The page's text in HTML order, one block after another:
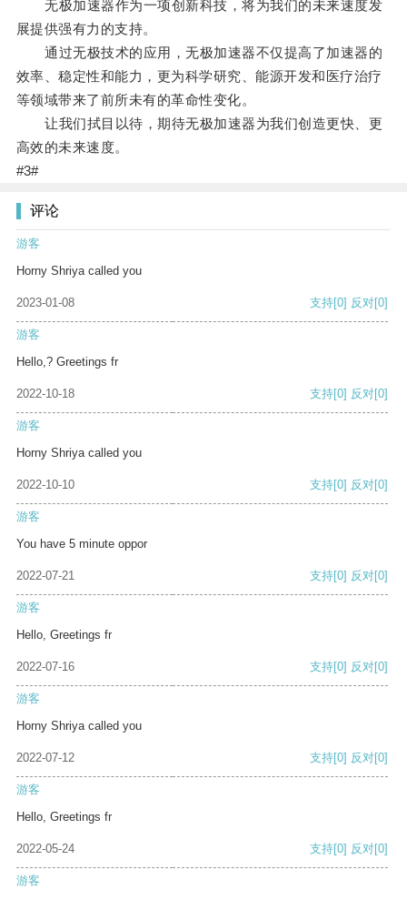
无极加速器作为一项创新科技，将为我们的未来速度发
展提供强有力的支持。
通过无极技术的应用，无极加速器不仅提高了加速器的
效率、稳定性和能力，更为科学研究、能源开发和医疗治疗
等领域带来了前所未有的革命性变化。
让我们拭目以待，期待无极加速器为我们创造更快、更
高效的未来速度。
#3#
评论
游客
Horny Shriya called you
2023-01-08 支持[0] 反对[0]
游客
Hello,? Greetings fr
2022-10-18 支持[0] 反对[0]
游客
Horny Shriya called you
2022-10-10 支持[0] 反对[0]
游客
You have 5 minute oppor
2022-07-21 支持[0] 反对[0]
游客
Hello, Greetings fr
2022-07-16 支持[0] 反对[0]
游客
Horny Shriya called you
2022-07-12 支持[0] 反对[0]
游客
Hello, Greetings fr
2022-05-24 支持[0] 反对[0]
游客